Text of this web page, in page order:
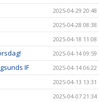
2025-04-29 20:48
2025-04-28 08:38
2025-04-18 11:08
2025-04-14 09:59
IF 2025-04-14 06:22
2025-04-13 13:31
2025-04-07 21:34